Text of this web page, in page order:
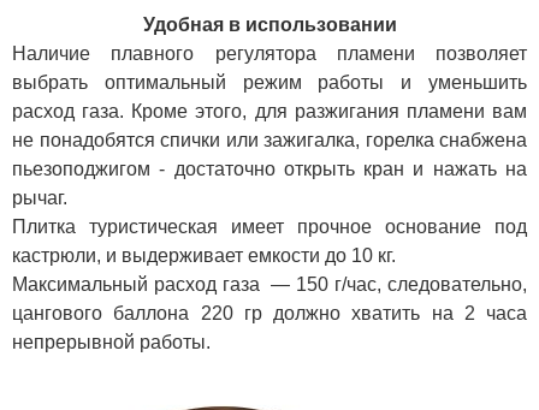
Удобная в использовании
Наличие плавного регулятора пламени позволяет
выбрать оптимальный режим работы и уменьшить
расход газа. Кроме этого, для разжигания пламени вам
не понадобятся спички или зажигалка, горелка снабжена
пьезоподжигом - достаточно открыть кран и нажать на
рычаг.
Плитка туристическая имеет прочное основание под
кастрюли, и выдерживает емкости до 10 кг.
Максимальный расход газа — 150 г/час, следовательно,
цангового баллона 220 гр должно хватить на 2 часа
непрерывной работы.